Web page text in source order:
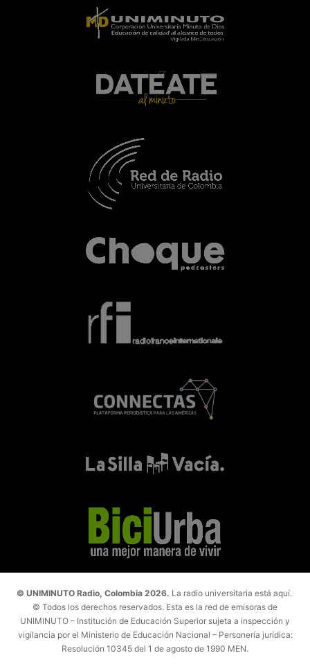
© UNIMINUTO Radio, Colombia 2026. La radio universitaria está aquí.
© Todos los derechos reservados. Esta es la red de emisoras de
UNIMINUTO – Institución de Educación Superior sujeta a inspección y
vigilancia por el Ministerio de Educación Nacional – Personería jurídica:
Resolución 10345 del 1 de agosto de 1990 MEN.